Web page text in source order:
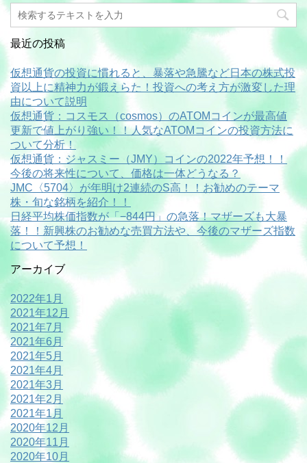
最近の投稿
仮想通貨の投資に慣れると、暴落や急騰など日本の株式投
資以上に精神力が鍛えらた！投資への考え方が激変した理
由について説明
仮想通貨：コスモス（cosmos）のATOMコインが最高値
更新で値上がり強い！！人気なATOMコインの投資方法に
ついて分析！
仮想通貨：ジャスミー（JMY）コインの2022年予想！！
今後の将来性について、価格は一体どうなる？
JMC〈5704〉が年明け2連続のS高！！お勧めのテーマ
株・旬な銘柄を紹介！！
日経平均株価指数が「−844円」の急落！マザーズも大暴
落！！新興株のお勧めな売買方法や、今後のマザーズ指数
について予想！
アーカイブ
2022年1月
2021年12月
2021年7月
2021年6月
2021年5月
2021年4月
2021年3月
2021年2月
2021年1月
2020年12月
2020年11月
2020年10月